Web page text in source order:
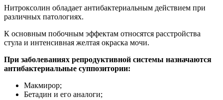
Нитроксолин обладает антибактериальным действием при
различных патологиях.
К основным побочным эффектам относятся расстройства
стула и интенсивная желтая окраска мочи.
При заболеваниях репродуктивной системы назначаются
антибактериальные суппозитории:
Макмирор;
Бетадин и его аналоги;